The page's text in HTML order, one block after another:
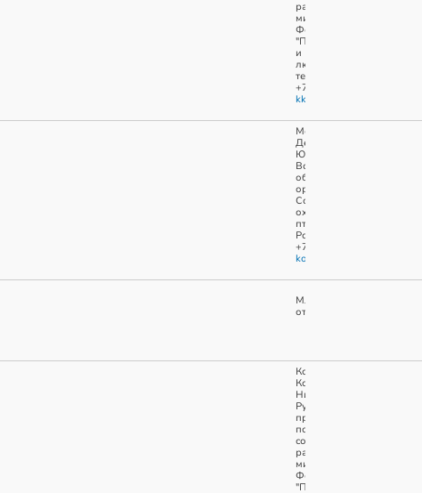
растительного
мира
Фонд
"Природа
и
люди"
тел.
+7(911)0603740
Мокеев
Денис
Юрьевич
Всероссийская
общественная
организация
Союз
охраны
птиц
России
+7(495)6722141
kotr@huntmap.ru
МЛТ
отсутствуют
Кобяков
Константин
Николаевич
Руководитель
проектов
по
сохранению
растительного
мира
Фонд
"Природа